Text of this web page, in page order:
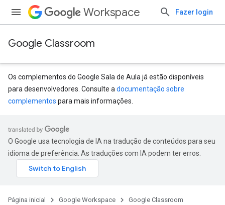
Workspace Fazer login
Google Classroom
Os complementos do Google Sala de Aula já estão disponíveis
para desenvolvedores. Consulte a documentação sobre
complementos para mais informações.
O Google usa tecnologia de IA na tradução de conteúdos para seu
idioma de preferência. As traduções com IA podem ter erros.
Página inicial Google Workspace
Google Classroom